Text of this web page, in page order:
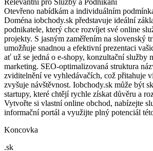
Relevantní pro Služby a Podnikání
Otevřeno nabídkám a individuálním
Doména iobchody.sk představuje ideální
podnikatele, který chce rozvíjet své online
projekty. S jasným zaměřením na slovenský
umožňuje snadnou a efektivní prezentaci
ať už se jedná o e-shopy, konzultační služby
marketing. SEO-optimalizovaná struktura
zviditelnění ve vyhledávačích, což přitahuje
zvyšuje návštěvnost. Iobchody.sk může být
startupy, které chtějí rychle získat důvěru a
Vytvořte si vlastní online obchod, nabízejte
informační portál a využijte plný potenciál
Koncovka
.sk